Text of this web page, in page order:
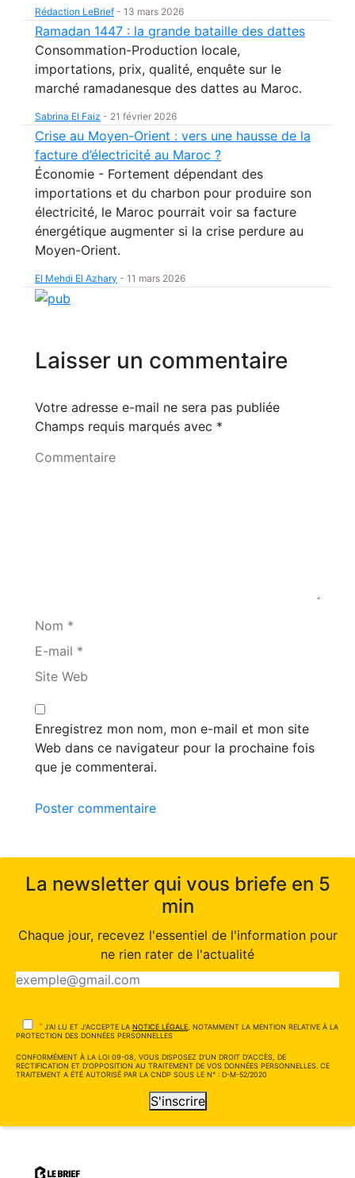
Rédaction LeBrief - 13 mars 2026
Ramadan 1447 : la grande bataille des dattes
Consommation-Production locale,
importations, prix, qualité, enquête sur le
marché ramadanesque des dattes au Maroc.
Sabrina El Faiz - 21 février 2026
Crise au Moyen-Orient : vers une hausse de la
facture d’électricité au Maroc ?
Économie - Fortement dépendant des
importations et du charbon pour produire son
électricité, le Maroc pourrait voir sa facture
énergétique augmenter si la crise perdure au
Moyen-Orient.
El Mehdi El Azhary - 11 mars 2026
Laisser un commentaire
Votre adresse e-mail ne sera pas publiée
Champs requis marqués avec *
Commentaire
Nom *
E-mail *
Site Web
Enregistrez mon nom, mon e-mail et mon site
Web dans ce navigateur pour la prochaine fois
que je commenterai.
Poster commentaire
La newsletter qui vous briefe en 5
min
Chaque jour, recevez l'essentiel de l'information pour
ne rien rater de l'actualité
* J'AI LU ET J'ACCEPTE LA NOTICE LÉGALE, NOTAMMENT LA MENTION RELATIVE À LA
PROTECTION DES DONNÉES PERSONNELLES
CONFORMÉMENT À LA LOI 09-08, VOUS DISPOSEZ D'UN DROIT D'ACCÈS, DE
RECTIFICATION ET D'OPPOSITION AU TRAITEMENT DE VOS DONNÉES PERSONNELLES. CE
TRAITEMENT A ÉTÉ AUTORISÉ PAR LA CNDP SOUS LE N° : D-M-52/2020
S'inscrire